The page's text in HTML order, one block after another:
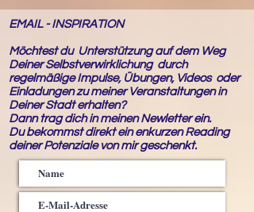
EMAIL - INSPIRATION
Möchtest du Unterstützung auf dem Weg
Deiner Selbstverwirklichung durch
regelmäßige Impulse, Übungen, Videos oder
Einladungen zu meiner Veranstaltungen in
Deiner Stadt erhalten?
Dann trag dich in meinen Newletter ein.
Du bekommst direkt ein enkurzen Reading
deiner Potenziale von mir geschenkt.